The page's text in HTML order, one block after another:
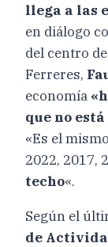
llega a las
en diálogo
del centro
Ferreres,
economía
que no
«Es el
2022, 2017,
techo«.
Según el
de